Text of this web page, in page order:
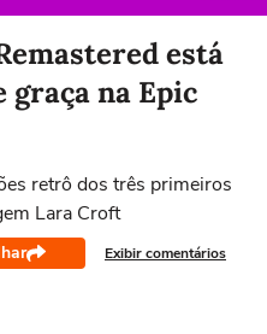
está
graça na Epic
retrô dos três primeiros
Lara Croft
Exibir comentários